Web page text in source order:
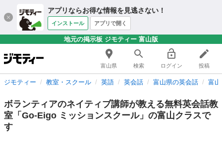
アプリならお得な情報を見逃さない！
インストール アプリで開く
地元の掲示板 ジモティー 富山版
富山県 検索 ログイン 投稿
ジモティー 教室・スクール 英語 英会話 富山県の英会話 富
ボランティアのネイティブ講師が教える無料英会話教
室「Go-Eigo ミッションスクール」の富山クラスで
す